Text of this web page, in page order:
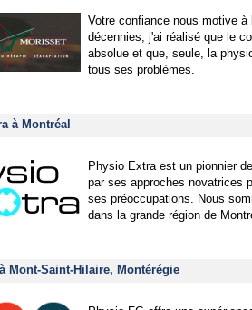
Votre confiance nous motive
décennies, j'ai réalisé que le
absolue et que, seule, la
tous ses problèmes.
à Montréal
Physio Extra est un pionnier
par ses approches novatrices
ses préoccupations. Nous
dans la grande région de
Mont-Saint-Hilaire, Montérégie